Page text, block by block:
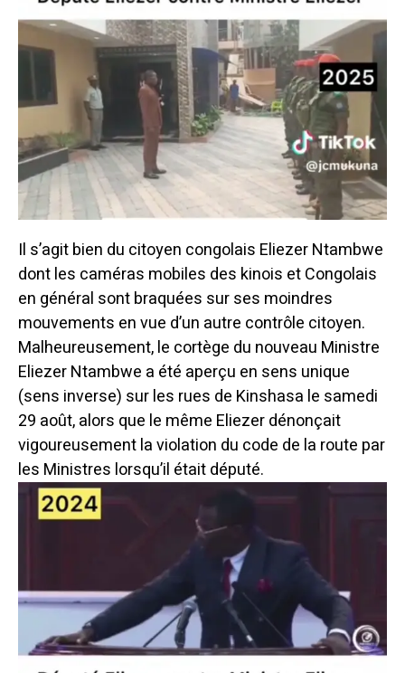
Il s’agit bien du citoyen congolais Eliezer Ntambwe
dont les caméras mobiles des kinois et Congolais
en général sont braquées sur ses moindres
mouvements en vue d’un autre contrôle citoyen.
Malheureusement, le cortège du nouveau Ministre
Eliezer Ntambwe a été aperçu en sens unique
(sens inverse) sur les rues de Kinshasa le samedi
29 août, alors que le même Eliezer dénonçait
vigoureusement la violation du code de la route par
les Ministres lorsqu’il était député.